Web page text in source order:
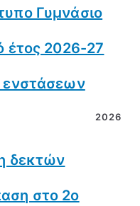
Γυμνάσιο
έτος 2026-27
ενστάσεων
2026
δεκτών
στο 2ο